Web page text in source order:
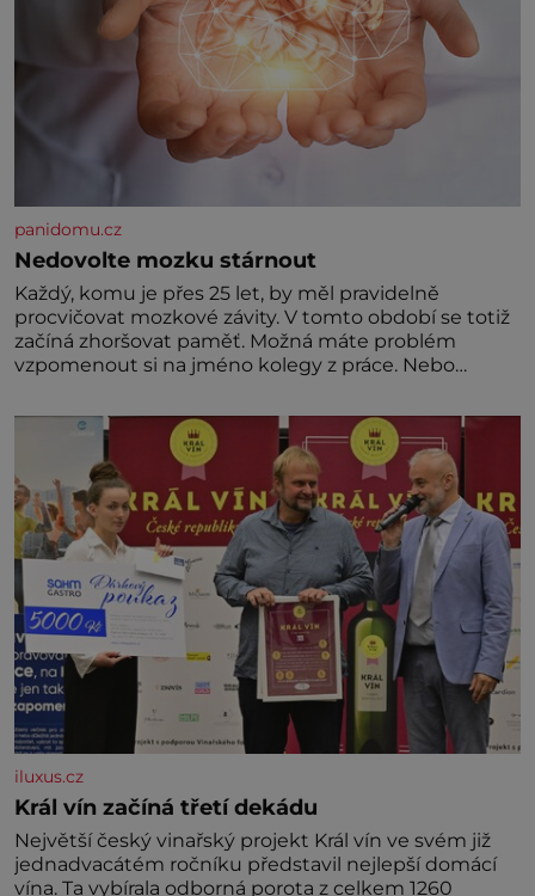
panidomu.cz
Nedovolte mozku stárnout
Každý, komu je přes 25 let, by měl pravidelně
procvičovat mozkové závity. V tomto období se totiž
začíná zhoršovat paměť. Možná máte problém
vzpomenout si na jméno kolegy z práce. Nebo
nedávno přečetli. Je to opravdu tak, s věkem jako
kdyby se paměť rozhodla stávkovat. Cvičte
iluxus.cz
Král vín začíná třetí dekádu
Největší český vinařský projekt Král vín ve svém již
jednadvacátém ročníku představil nejlepší domácí
vína. Ta vybírala odborná porota z celkem 1260